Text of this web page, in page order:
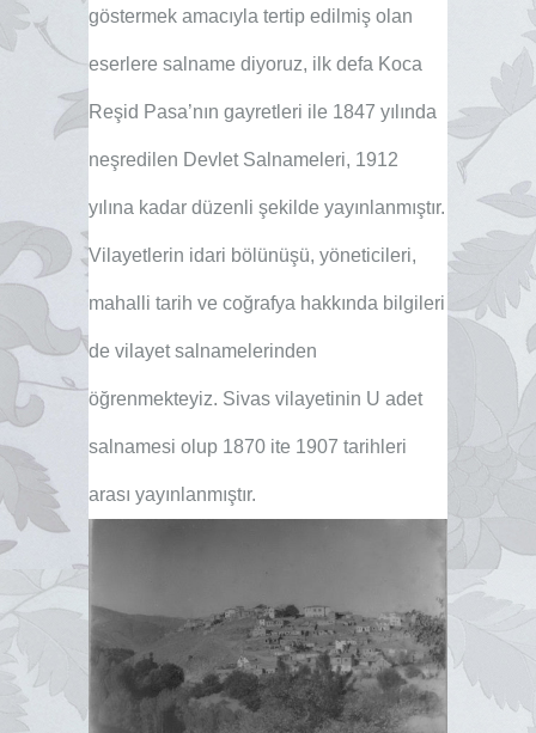
göstermek amacıyla tertip edilmiş olan
eserlere salname diyoruz, ilk defa Koca
Reşid Pasa’nın gayretleri ile 1847 yılında
neşredilen Devlet Salnameleri, 1912
yılına kadar düzenli şekilde yayınlanmıştır.
Vilayetlerin idari bölünüşü, yöneticileri,
mahalli tarih ve coğrafya hakkında bilgileri
de vilayet salnamelerinden
öğrenmekteyiz. Sivas vilayetinin U adet
salnamesi olup 1870 ite 1907 tarihleri
arası yayınlanmıştır.